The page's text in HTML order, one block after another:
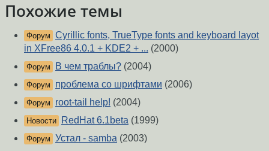
Похожие темы
Форум Cyrillic fonts, TrueType fonts and keyboard layot
in XFree86 4.0.1 + KDE2 + ... (2000)
Форум В чем траблы? (2004)
Форум проблема со шрифтами (2006)
Форум root-tail help! (2004)
Новости RedHat 6.1beta (1999)
Форум Устал - samba (2003)